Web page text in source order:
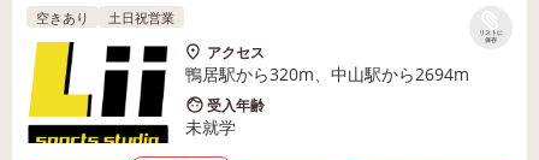
リストに
保存
空きあり 土日祝営業
アクセス
鴨居駅から320m、中山駅から2694m
受入年齢
未就学